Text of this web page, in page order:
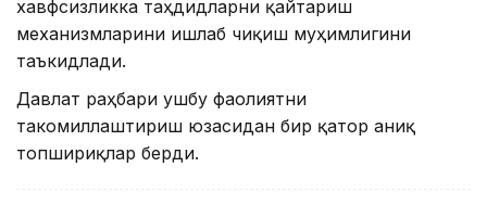
хавфсизликка таҳдидларни қайтариш
механизмларини ишлаб чиқиш муҳимлигини
таъкидлади.
Давлат раҳбари ушбу фаолиятни
такомиллаштириш юзасидан бир қатор аниқ
топшириқлар берди.